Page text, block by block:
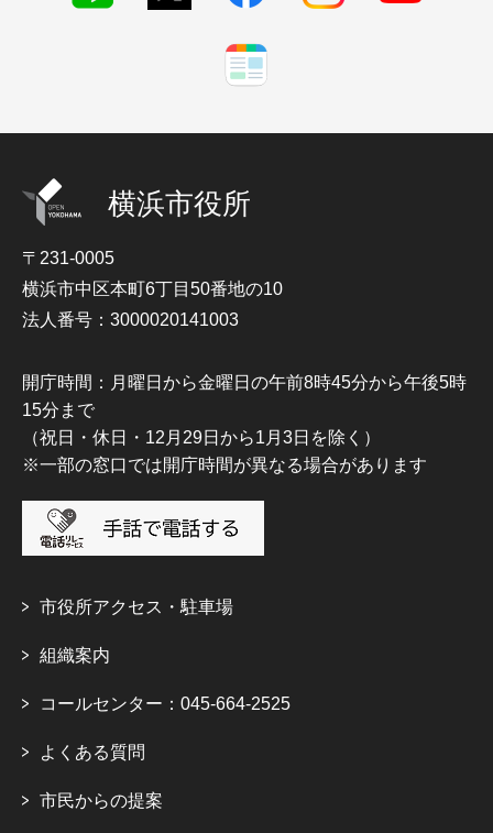
横浜市役所
〒231-0005
横浜市中区本町6丁目50番地の10
法人番号：3000020141003
開庁時間：月曜日から金曜日の午前8時45分から午後5時
15分まで
（祝日・休日・12月29日から1月3日を除く）
※一部の窓口では開庁時間が異なる場合があります
市役所アクセス・駐車場
組織案内
コールセンター：045-664-2525
よくある質問
市民からの提案